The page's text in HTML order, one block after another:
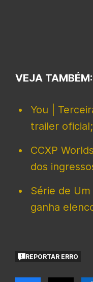
VEJA TAMBÉM:
You |
trailer
CCXP
dos
Série de
ganha
REPORTAR ERRO